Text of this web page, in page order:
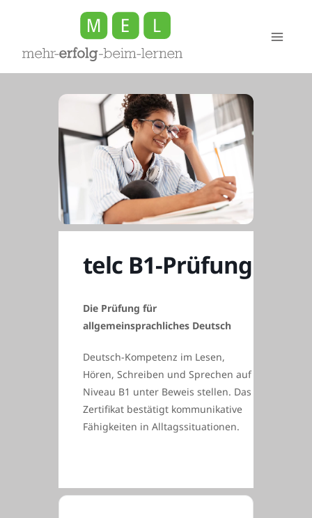
springen
telc B1-Prüfung
Die Prüfung für
allgemeinsprachliches Deutsch
Deutsch-Kompetenz im Lesen,
Hören, Schreiben und Sprechen auf
Niveau B1 unter Beweis stellen. Das
Zertifikat bestätigt kommunikative
Fähigkeiten in Alltagssituationen.